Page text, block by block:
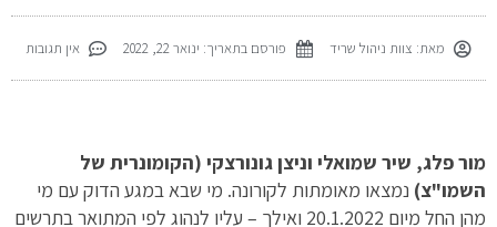
מאת: צוות ניהול שריד פורסם בתאריך: ינואר 22, 2022 אין תגובות
מור פלג, שיר שמואלי וניצן גונורצקי (הקומונרית של
השמו"צ) נמצאו מאומתות לקורונה. מי שבא במגע הדוק עם מי
מהן החל מיום 20.1.2022 ואילך – עליו לנהוג לפי המתואר בתרשים